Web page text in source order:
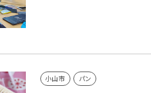
小山市 パン